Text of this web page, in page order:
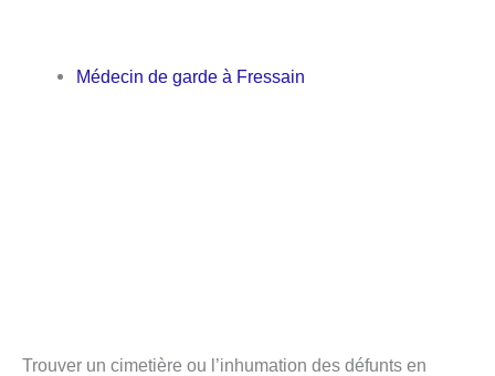
Médecin de garde à Fressain
Trouver un cimetière ou l’inhumation des défunts en